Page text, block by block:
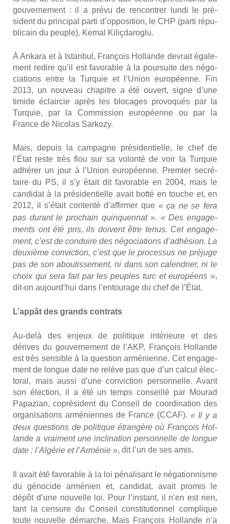
gou­ver­ne­ment : il a pré­vu de ren­con­trer lun­di le pré­
sident du prin­ci­pal par­ti d’opposition, le CHP (par­ti répu­
bli­cain du peuple), Kemal Kili­ç­da­ro­glu.
À Anka­ra et à Istan­bul, Fran­çois Hol­lande devrait éga­le­
ment redire qu’il est favo­rable à la pour­suite des négo­
cia­tions entre la Tur­quie et l’Union euro­péenne. Fin
2013, un nou­veau cha­pitre a été ouvert, signe d’une
timide éclair­cie après les blo­cages pro­vo­qués par la
Tur­quie, par la Com­mis­sion euro­péenne ou par la
France de Nico­las Sar­ko­zy.
Mais, depuis la cam­pagne pré­si­den­tielle, le chef de
l’État reste très flou sur sa volon­té de voir la Tur­quie
adhé­rer un jour à l’Union euro­péenne. Pre­mier secré­
taire du PS, il s’y était dit favo­rable en 2004, mais le
can­di­dat à la pré­si­den­tielle avait bot­té en touche et, en
2012, il s’était conten­té d’affirmer que « ça ne se fera
pas durant le pro­chain quin­quen­nat ». « Des enga­ge­
ments ont été pris, ils doivent être tenus. Cet enga­ge­
ment, c’est de conduire des négo­cia­tions d’adhésion. La
deuxième convic­tion, c’est que le pro­ces­sus ne pré­juge
pas de son abou­tis­se­ment, ni dans son calen­drier, ni le
choix qui sera fait par les peuples turc et euro­péens »,
dit-on aujourd’hui dans l’entourage du chef de l’État.
L’ap­pât des grands contrats
Au-delà des enjeux de poli­tique inté­rieure et des
dérives du gou­ver­ne­ment de l’AKP, Fran­çois Hol­lande
est très sen­sible à la ques­tion armé­nienne. Cet enga­ge­
ment de longue date ne relève pas que d’un cal­cul élec­
to­ral, mais aus­si d’une convic­tion per­son­nelle. Avant
son élec­tion, il a été un temps conseillé par Mou­rad
Papa­zian, copré­sident du Conseil de coor­di­na­tion des
orga­ni­sa­tions armé­niennes de France (CCAF). « Il y a
deux ques­tions de poli­tique étran­gère où Fran­çois Hol­
lande a vrai­ment une incli­na­tion per­son­nelle de longue
date : l’Algérie et l’Arménie », dit l’un de ses amis.
Ilavait été favo­rable à la loi péna­li­santle néga­tion­nisme
du géno­cide armé­nien et, can­di­dat, avait pro­mis le
dépôt d’une nou­velle loi. Pour l’instant, il n’en est rien,
tant la cen­sure du Conseil consti­tu­tion­nel com­plique
toute nou­velle démarche. Mais Fran­çois Hol­lande n’a